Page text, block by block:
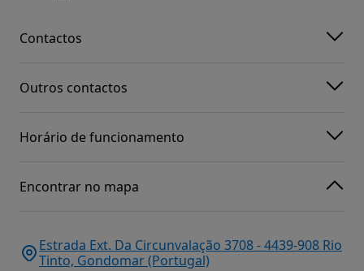
Contactos
Outros contactos
Horário de funcionamento
Encontrar no mapa
Estrada Ext. Da Circunvalação 3708 - 4439-908 Rio
Tinto, Gondomar (Portugal)